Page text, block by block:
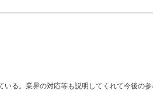
る。業界の対応等も説明してくれて今後の